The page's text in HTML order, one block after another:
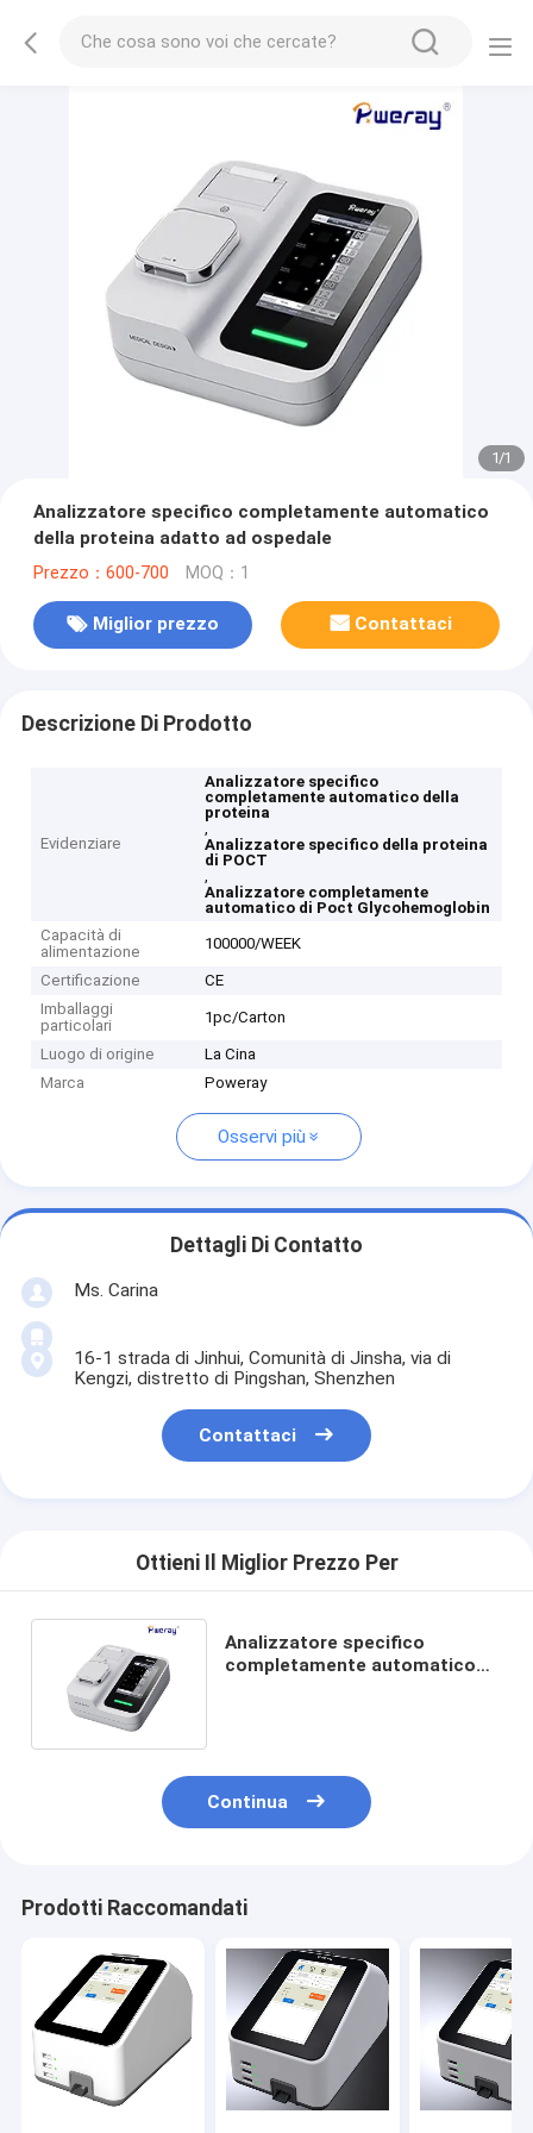
1/1
Analizzatore specifico completamente automatico
della proteina adatto ad ospedale
Prezzo：600-700 MOQ：1
Miglior prezzo Contattaci
Descrizione Di Prodotto
Evidenziare
Analizzatore specifico
completamente automatico della
proteina
,
Analizzatore specifico della proteina
di POCT
,
Analizzatore completamente
automatico di Poct Glycohemoglobin
Capacità di
alimentazione
100000/WEEK
Certificazione
CE
Imballaggi
particolari
1pc/Carton
Luogo di origine
La Cina
Marca
Poweray
Osservi più
Dettagli Di Contatto
Ms. Carina
16-1 strada di Jinhui, Comunità di Jinsha, via di
Kengzi, distretto di Pingshan, Shenzhen
Contattaci
Ottieni Il Miglior Prezzo Per
Analizzatore specifico
completamente automatico
Continua
Prodotti Raccomandati